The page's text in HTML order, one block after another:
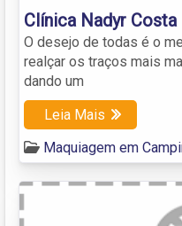
Clínica Nadyr Costa
O desejo de todas é o
realçar os traços mais
dando um
Leia Mais
Maquiagem em